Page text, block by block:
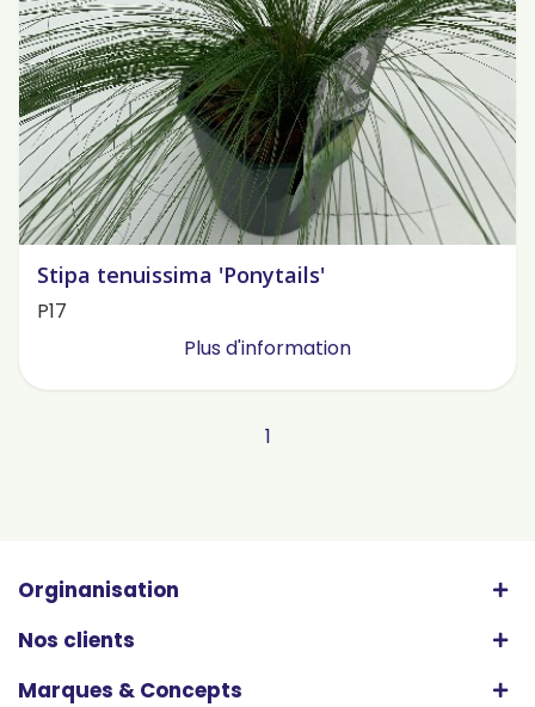
Stipa tenuissima 'Ponytails'
P17
Plus d'information
1
Orginanisation
Nos clients
Marques & Concepts